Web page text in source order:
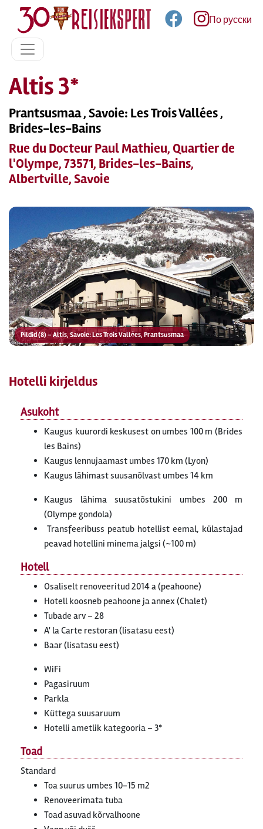
По русски
Altis 3*
Prantsusmaa , Savoie: Les Trois Vallées ,
Brides-les-Bains
Rue du Docteur Paul Mathieu, Quartier de
l'Olympe, 73571, Brides-les-Bains,
Albertville, Savoie
Pildid (8) – Altis, Savoie: Les Trois Vallées, Prantsusmaa
Hotelli kirjeldus
Asukoht
Kaugus kuurordi keskusest on umbes 100 m (Brides
les Bains)
Kaugus lennujaamast umbes 170 km (Lyon)
Kaugus lähimast suusanõlvast umbes 14 km
Kaugus lähima suusatõstukini umbes 200 m
(Olympe gondola)
Transfeeribuss peatub hotellist eemal, külastajad
peavad hotellini minema jalgsi (~100 m)
Hotell
Osaliselt renoveeritud 2014 a (peahoone)
Hotell koosneb peahoone ja annex (Chalet)
Tubade arv – 28
A' la Carte restoran (lisatasu eest)
Baar (lisatasu eest)
WiFi
Pagasiruum
Parkla
Küttega suusaruum
Hotelli ametlik kategooria – 3*
Toad
Standard
Toa suurus umbes 10-15 m2
Renoveerimata tuba
Toad asuvad kõrvalhoone